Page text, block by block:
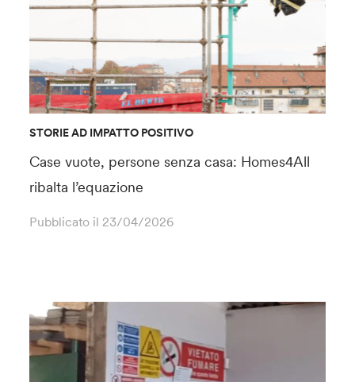
STORIE AD IMPATTO POSITIVO
Case vuote, persone senza casa: Homes4All
ribalta l’equazione
Pubblicato il 23/04/2026